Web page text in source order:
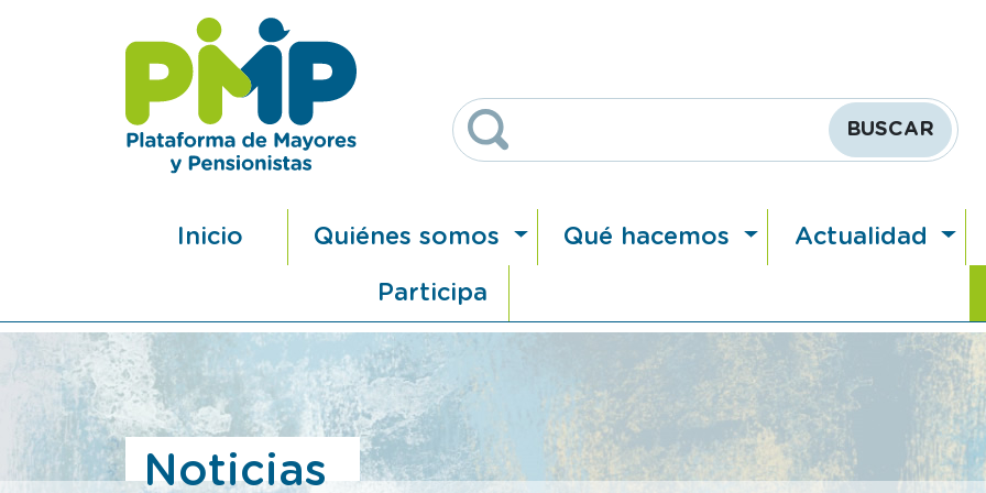
Navegación principal
Inicio Quiénes somos Qué hacemos Actualidad
Participa
Noticias